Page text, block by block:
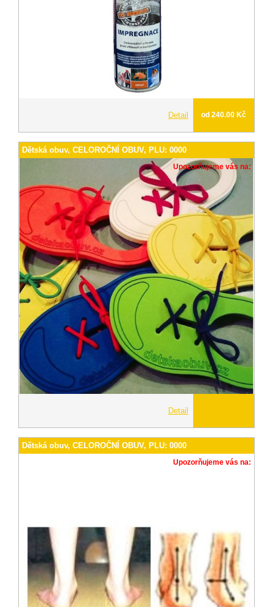
Detail od 240.00 Kč
Dětská obuv, CELOROČNÍ OBUV, PLU: 0000
Upozorňujeme vás na:
Detail
Dětská obuv, CELOROČNÍ OBUV, PLU: 0000
Upozorňujeme vás na: